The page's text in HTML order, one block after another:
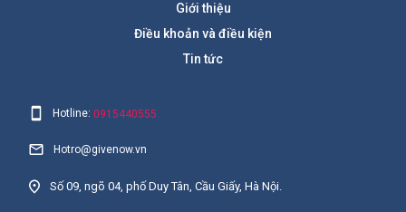
Giới thiệu
Điều khoản và điều kiện
Tin tức
Hotline:0915440555
Hotro@givenow.vn
Số 09, ngõ 04, phố Duy Tân, Cầu Giấy, Hà Nội.